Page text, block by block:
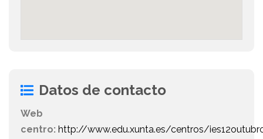
Datos de contacto
Web
centro: http://www.edu.xunta.es/centros/